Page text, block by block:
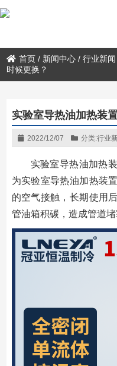
首页 / 新闻中心 /行业新闻
时候更换？
实验室导热油加热装
2022/12/07 分类:行业
实验室导热油加热
为实验室导热油加热装
的空气接触，长期使用
管油箱积碳，造成管道